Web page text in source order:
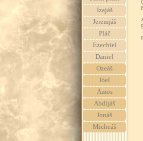
Izajáš
Jeremjáš
Pláč
Ezechiel
Daniel
Ozeáš
Jóel
Ámos
Abdijáš
Jonáš
Micheáš
8
9